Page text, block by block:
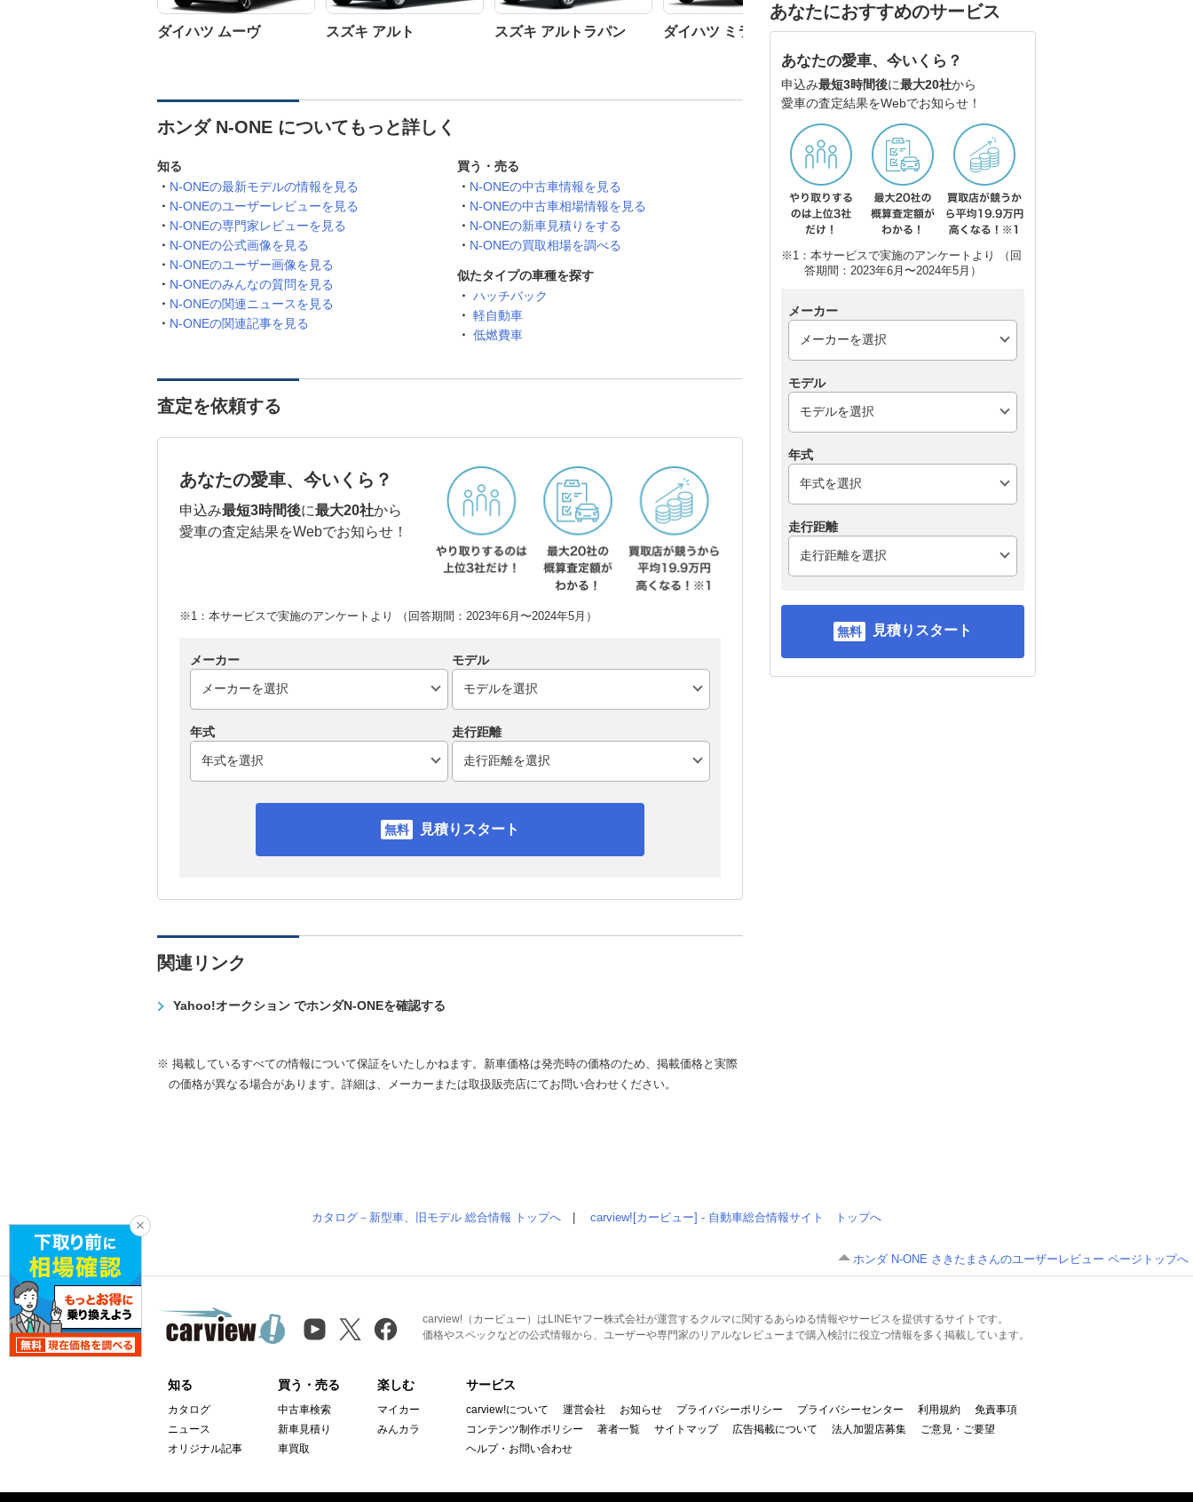
ダイハツ ムーヴ スズキ アルト スズキ アルトラパン ダイハツ ミライース 日産 デイズ
ダイハツ ムーヴキャン
ホンダ N-ONE についてもっと詳しく
知る
N-ONEの最新モデルの情報を見る
N-ONEのユーザーレビューを見る
N-ONEの専門家レビューを見る
N-ONEの公式画像を見る
N-ONEのユーザー画像を見る
N-ONEのみんなの質問を見る
N-ONEの関連ニュースを見る
N-ONEの関連記事を見る
買う・売る
N-ONEの中古車情報を見る
N-ONEの中古車相場情報を見る
N-ONEの新車見積りをする
N-ONEの買取相場を調べる
似たタイプの車種を探す
ハッチバック
軽自動車
低燃費車
査定を依頼する
あなたの愛車、今いくら？
申込み最短3時間後に最大20社から
愛車の査定結果をWebでお知らせ！
※1：本サービスで実施のアンケートより （回答期間：2023年6月〜2024年5月）
メーカー モデル
年式 走行距離
見積りスタート
関連リンク
Yahoo!オークション でホンダN-ONEを確認する
※ 掲載しているすべての情報について保証をいたしかねます。新車価格は発売時の価格のため、掲載価格と実際
の価格が異なる場合があります。詳細は、メーカーまたは取扱販売店にてお問い合わせください。
あなたにおすすめのサービス
あなたの愛車、今いくら？
申込み最短3時間後に最大20社から
愛車の査定結果をWebでお知らせ！
※1：本サービスで実施のアンケートより （回
答期間：2023年6月〜2024年5月）
メーカー
モデル
年式
走行距離
見積りスタート
カタログ－新型車、旧モデル 総合情報 トップへ carview![カービュー] - 自動車総合情報サイト トップへ
ホンダ N-ONE さきたまさんのユーザーレビュー ページトップへ
carview!（カービュー）はLINEヤフー株式会社が運営するクルマに関するあらゆる情報やサービスを提供するサイトです。
価格やスペックなどの公式情報から、ユーザーや専門家のリアルなレビューまで購入検討に役立つ情報を多く掲載しています。
知る
カタログ
ニュース
オリジナル記事
買う・売る
中古車検索
新車見積り
車買取
楽しむ
マイカー
みんカラ
サービス
carview!について 運営会社 お知らせ プライバシーポリシー プライバシーセンター 利用規約
免責事項
コンテンツ制作ポリシー
著者一覧 サイトマップ 広告掲載について 法人加盟店募集
ご意見・ご要望
ヘルプ・お問い合わせ